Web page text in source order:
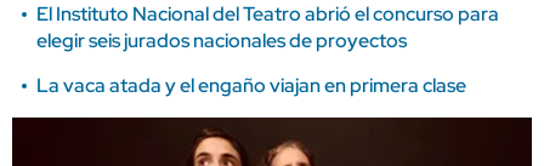
El Instituto Nacional del Teatro abrió el concurso para
elegir seis jurados nacionales de proyectos
La vaca atada y el engaño viajan en primera clase